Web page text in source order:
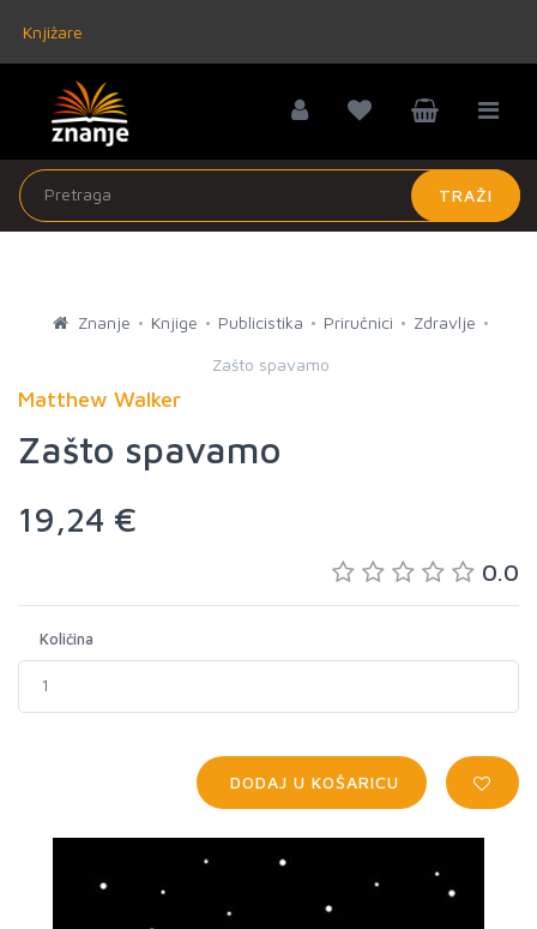
Knjižare
TRAŽI
Znanje Knjige Publicistika Priručnici Zdravlje
Zašto spavamo
Matthew Walker
Zašto spavamo
19,24 €
0.0
Količina
DODAJ U KOŠARICU